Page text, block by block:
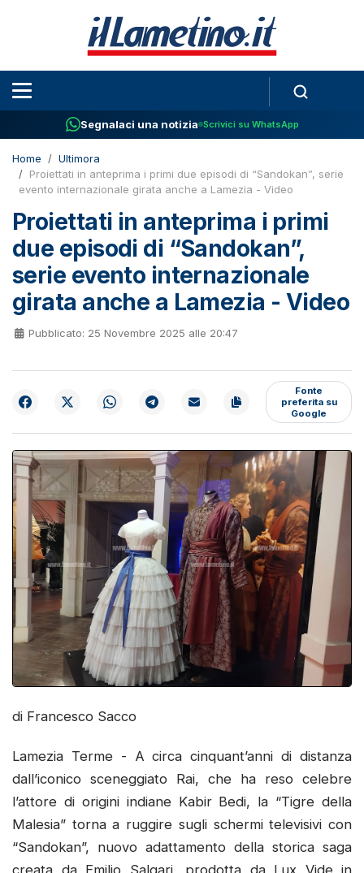
Segnalaci una notizia Scrivici su WhatsApp
Home
Ultimora
Proiettati in anteprima i primi due episodi di “Sandokan”, serie
evento internazionale girata anche a Lamezia - Video
Proiettati in anteprima i primi
due episodi di “Sandokan”,
serie evento internazionale
girata anche a Lamezia - Video
Pubblicato: 25 Novembre 2025 alle 20:47
Fonte
preferita su
Google
di Francesco Sacco
Lamezia Terme - A circa cinquant’anni di distanza
dall’iconico sceneggiato Rai, che ha reso celebre
l’attore di origini indiane Kabir Bedi, la “Tigre della
Malesia” torna a ruggire sugli schermi televisivi con
“Sandokan”, nuovo adattamento della storica saga